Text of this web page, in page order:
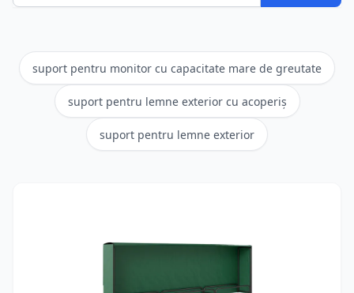
suport pentru monitor cu capacitate mare de greutate
suport pentru lemne exterior cu acoperiș
suport pentru lemne exterior